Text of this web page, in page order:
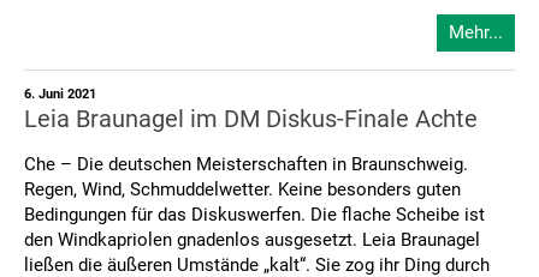
Mehr...
6. Juni 2021
Leia Braunagel im DM Diskus-Finale Achte
Che – Die deutschen Meisterschaften in Braunschweig.
Regen, Wind, Schmuddelwetter. Keine besonders guten
Bedingungen für das Diskuswerfen. Die flache Scheibe ist
den Windkapriolen gnadenlos ausgesetzt. Leia Braunagel
ließen die äußeren Umstände „kalt“. Sie zog ihr Ding durch